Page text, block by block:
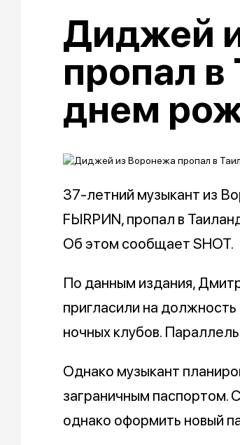
Диджей
пропал в
днем
37-летний музыкант из
FЫRРИN, пропал в
Об этом сообщает SHOT.
По данным издания,
пригласили на
ночных клубов.
Однако музыкант
заграничным паспортом.
однако оформить новый